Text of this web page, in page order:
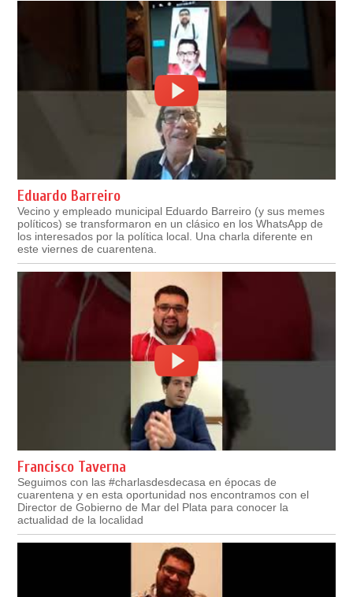
Eduardo Barreiro
Vecino y empleado municipal Eduardo Barreiro (y sus memes
políticos) se transformaron en un clásico en los WhatsApp de
los interesados por la política local. Una charla diferente en
este viernes de cuarentena.
Francisco Taverna
Seguimos con las #charlasdesdecasa en épocas de
cuarentena y en esta oportunidad nos encontramos con el
Director de Gobierno de Mar del Plata para conocer la
actualidad de la localidad